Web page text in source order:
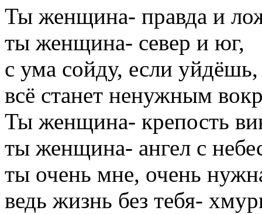
Ты женщина- правда и
ты женщина- север и юг,
с ума сойду, если уйдёшь,
всё станет ненужным
Ты женщина- крепость
ты женщина- ангел с
ты очень мне, очень
ведь жизнь без тебя-